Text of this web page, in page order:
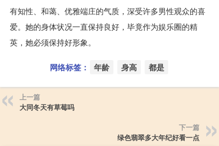
有知性、和蔼、优雅端庄的气质，深受许多男性观众的喜
爱。她的身体状况一直保持良好，毕竟作为娱乐圈的精
英，她必须保持好形象。
网络标签： 年龄 身高 都是
上一篇
大同冬天有草莓吗
下一篇
绿色翡翠多大年纪好看一点